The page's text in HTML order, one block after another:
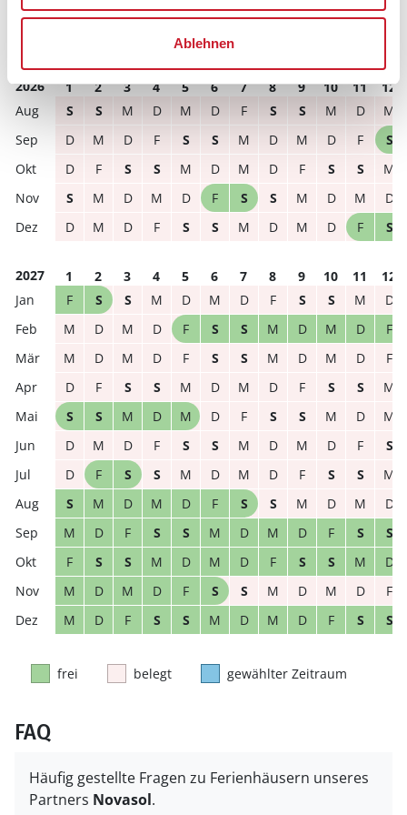
Ablehnengewählter Zeitraum
2026 1 2 3 4 5 6 7 8 9 10 11
12
S
S M D M D F S S M D
M
D
M D F S S M D M D F
S
D
F S S M D M D F S S
M
S
M D M D F S S M D M
D
D
M D F S S M D M D F S
2027 1 2 3 4 5 6 7 8 9 10 11
12
F
S S M D M D F S S M
D
M
D M D F S S M D M D
F
M
D M D F S S M D M D
F
D
F S S M D M D F S S
M
S
S M D M D F S S M D
M
D
M D F S S M D M D F
S
D
F S S M D M D F S S
M
S
M D M D F S S M D M
D
M
D F S S M D M D F S
S
F
S S M D M D F S S M
D
M
D M D F S S M D M D
F
M
D F S S M D M D F S S
frei belegt gewählter Zeitraum
FAQ
Häufig gestellte Fragen zu Ferienhäusern unseres
Partners Novasol.